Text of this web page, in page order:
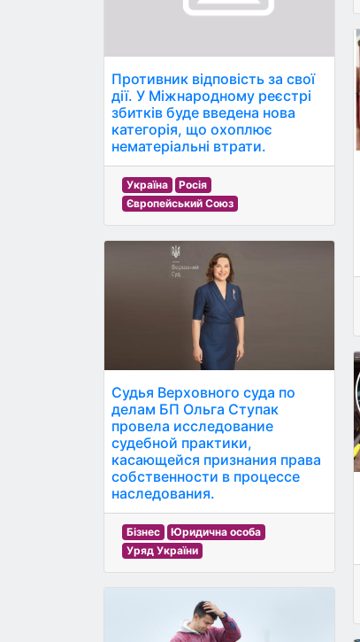
Противник відповість за свої
дії. У Міжнародному реєстрі
збитків буде введена нова
категорія, що охоплює
нематеріальні втрати.
Україна
Росія
Європейський Союз
Судья Верховного суда по
делам БП Ольга Ступак
провела исследование
судебной практики,
касающейся признания права
собственности в процессе
наследования.
Бізнес
Юридична особа
Уряд України